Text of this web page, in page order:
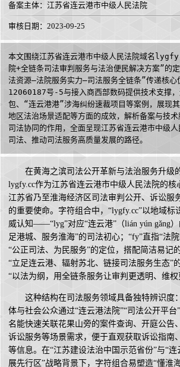
备案主体：江苏省连云港市中级人民法院
审核日期：2023-09-25
本文围绕江苏省连云港市中级人民法院域名
院+全链条司法审判服务与法治便民解决方案”的
法资源—法院服务实力—司法服务全链条”传递核
12060187号-5与接入商西部数码提供技术支撑
包、“连云港港”涉海纠纷速裁项目等案例，展现
地区法治场景适配等方面的成效，解析备案与技
司法协同的作用，全面呈现江苏省连云港市中级
司法、推动司法服务高质量发展的路径。
在黄海之滨司法公开革新与法治服务升级
lygfy.cc作为江苏省连云港市中级人民法院的核
江苏省乃至淮海经济区司法审判公开、诉讼服
的重要使命。字符组合中，“lygfy.cc”以地域标
威认知——“lyg”对应“连云港”（lián yún gǎng
足港城、服务淮海”的司法初心；“fy”直指“法
“公正司法、为民服务”的定位，搭配简洁易记
“立足连云港、辐射苏北、链接司法服务生态”
“以法为纲，用全链条服务让审判更透明、维权
这种结构在司法服务领域具备独特辨识度
体与社会公众通过“连云港法院”“司法公开平
名能快速关联花果山旁的案件查询、开庭公告
诉讼服务等场景需求，便于直观获取诉讼指南
等信息。在“江苏建设法治中国示范省份”与“
展先行区”战略背景下，字符组合易塑造“懂淮